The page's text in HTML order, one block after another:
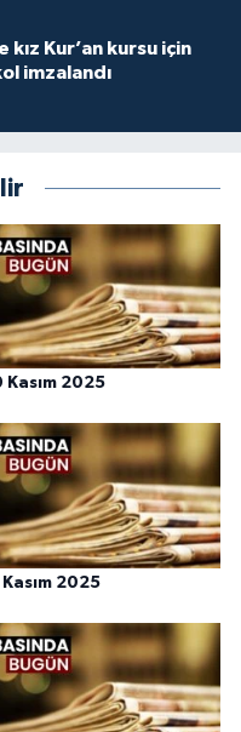
kız Kur’an kursu için
imzalandı
Kasım 2025
Kasım 2025